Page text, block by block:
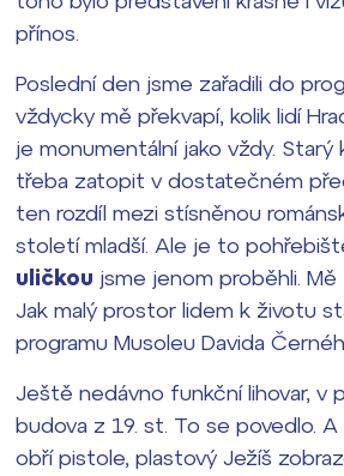
přínos.
Poslední den jsme zařadili do
vždycky mě překvapí, kolik lidí
je monumentální jako vždy. Starý
třeba zatopit v dostatečném
ten rozdíl mezi stísněnou
století mladší. Ale je to
uličkou jsme jenom proběhli.
Jak malý prostor lidem k životu
programu Musoleu Davida
Ještě nedávno funkční lihovar, v
budova z 19. st. To se povedlo.
obří pistole, plastový Ježíš